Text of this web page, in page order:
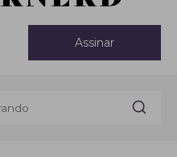
Assinar